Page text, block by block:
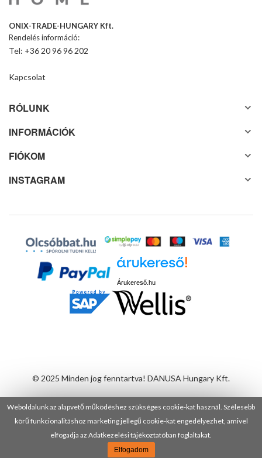
Weboldalunk az alapvető működéshez szükséges cookie-kat használ. Szélesebb
körű funkcionalitáshoz marketing jellegű cookie-kat engedélyezhet, amivel
elfogadja az Adatkezelési tájékoztatóban foglaltakat.
Elfogadom
ONIX-TRADE-HUNGARY Kft.
Rendelés információ:
Tel: +36 20 96 96 202
Kapcsolat
RÓLUNK
INFORMÁCIÓK
FIÓKOM
INSTAGRAM
Árukereső.hu
© 2025 Minden jog fenntartva! DANUSA Hungary Kft.